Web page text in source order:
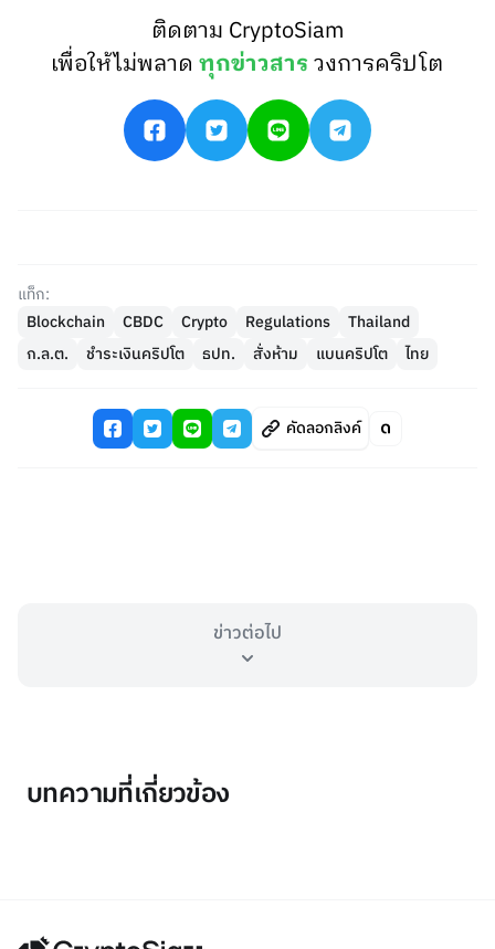
ติดตาม CryptoSiam
เพื่อให้ไม่พลาดทุกข่าวสารวงการคริปโต
แท็ก:
Blockchain
CBDC Crypto Regulations
Thailand
ก.ล.ต.
ชำระเงินคริปโต ธปท. สั่งห้าม แบนคริปโต ไทย
คัดลอกลิงค์
ข่าวต่อไป
บทความที่เกี่ยวข้อง